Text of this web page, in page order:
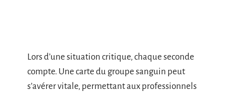
Lors d’une situation critique, chaque seconde
compte. Une carte du groupe sanguin peut
s’avérer vitale, permettant aux professionnels